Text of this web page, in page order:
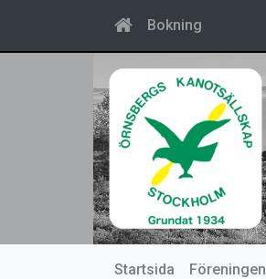
Bokning
Startsida Föreningen